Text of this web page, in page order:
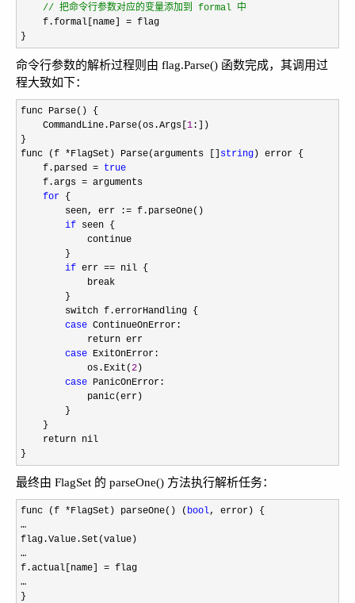
// 把命令行参数对应的变量添加到 formal 中
    f.formal[name] =
flag
}
命令行参数的解析过程则由 flag.Parse() 函数完成，其调用过
程大致如下：
func Parse() {
    CommandLine.Parse(os.Args[
1 :])
}
func (f *FlagSet) Parse(arguments [] string ) error {
    f.parsed
= true
    f.args
= arguments
for {
        seen, err :
= f.parseOne()
if seen {
            continue
        }
if err == nil {
            break
        }
        switch f.errorHandling {
case ContinueOnError:
            return err
case ExitOnError:
            os.Exit(
2 )
case PanicOnError:
            panic(err)
        }
    }
    return nil
}
最终由 FlagSet 的 parseOne() 方法执行解析任务：
func (f *FlagSet) parseOne() ( bool, error) {
…
flag.Value.Set(value)
…
f.actual[name] = flag
…
}